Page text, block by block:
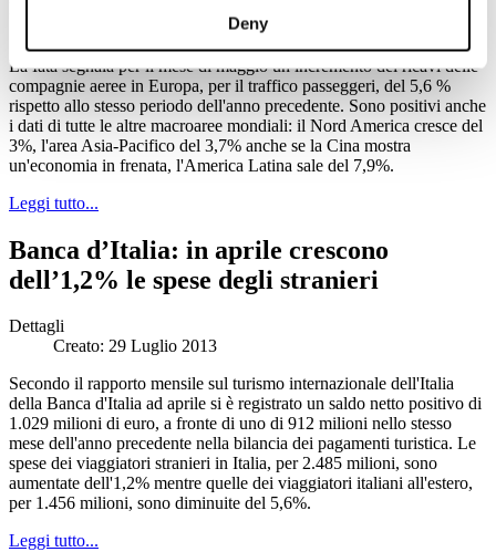
Deny
La Iata segnala per il mese di maggio un incremento dei ricavi delle
compagnie aeree in Europa, per il traffico passeggeri, del 5,6 %
rispetto allo stesso periodo dell'anno precedente. Sono positivi anche
i dati di tutte le altre macroaree mondiali: il Nord America cresce del
3%, l'area Asia-Pacifico del 3,7% anche se la Cina mostra
un'economia in frenata, l'America Latina sale del 7,9%.
Leggi tutto...
Banca d’Italia: in aprile crescono
dell’1,2% le spese degli stranieri
Dettagli
Creato: 29 Luglio 2013
Secondo il rapporto mensile sul turismo internazionale dell'Italia
della Banca d'Italia ad aprile si è registrato un saldo netto positivo di
1.029 milioni di euro, a fronte di uno di 912 milioni nello stesso
mese dell'anno precedente nella bilancia dei pagamenti turistica. Le
spese dei viaggiatori stranieri in Italia, per 2.485 milioni, sono
aumentate dell'1,2% mentre quelle dei viaggiatori italiani all'estero,
per 1.456 milioni, sono diminuite del 5,6%.
Leggi tutto...